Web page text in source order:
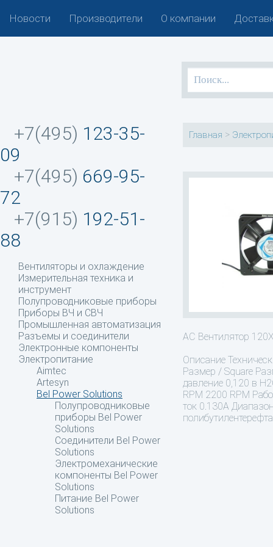
Новости Производители О компании
+7(495) 123-35-
09
+7(495) 669-95-
72
+7(915) 192-51-
88
Вентиляторы и охлаждение
Измерительная техника и
инструмент
Полупроводниковые приборы
Приборы ВЧ и СВЧ
Промышленная автоматизация
Разъемы и соединители
Электронные компоненты
Электропитание
Aimtec
Artesyn
Bel Power Solutions
Полупроводниковые
приборы Bel Power
Solutions
Соединители Bel Power
Solutions
Электромеханические
компоненты Bel Power
Solutions
Питание Bel Power
Solutions
Главная >
AC Вентилятор
Описание
Размер / Square
давление 0,120 в
RPM 2200 RPM
ток 0.130A